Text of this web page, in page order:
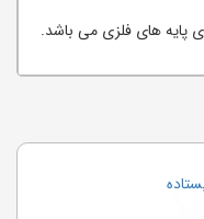
های فلزی می باشد.